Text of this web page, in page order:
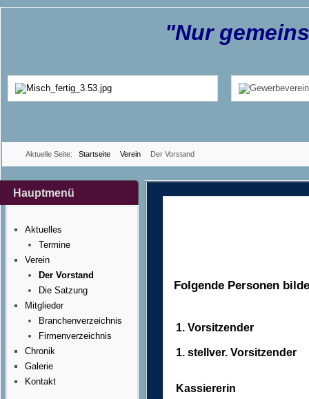
"Nur
Aktuelle Seite: Startseite Verein Der Vorstand
Hauptmenü
Aktuelles
Termine
Verein
Der Vorstand
Die Satzung
Mitglieder
Branchenverzeichnis
Firmenverzeichnis
Chronik
Galerie
Kontakt
Folgende Personen
1. Vorsitzender
1. stellver. Vorsitzender
Kassiererin